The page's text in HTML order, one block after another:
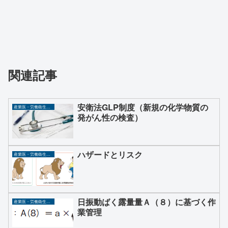
関連記事
産業医・労働衛生コンサルタント
安衛法GLP制度（新規の化学物質の
発がん性の検査）
ハザードとリスク
日振動ばく露量量Ａ（８）に基づく作
業管理